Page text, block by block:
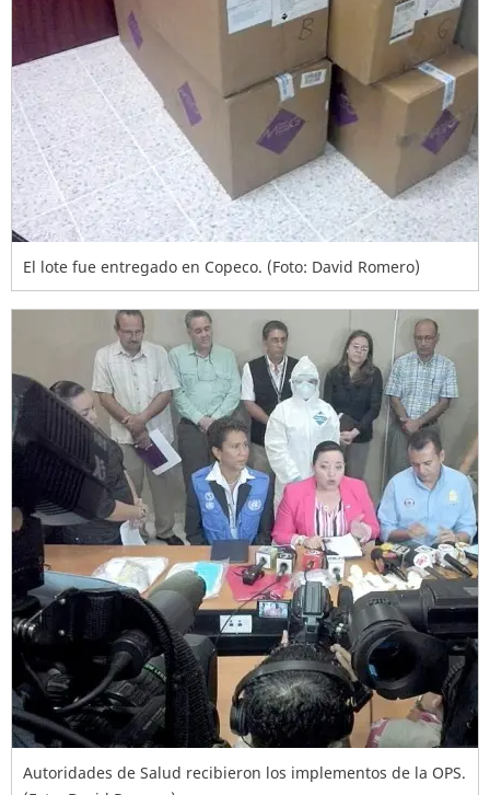
El lote fue entregado en Copeco. (Foto: David Romero)
Autoridades de Salud recibieron los implementos de la OPS.